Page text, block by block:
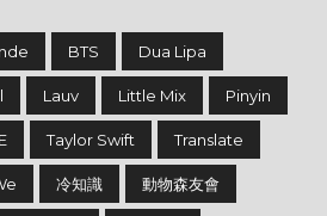
BTS Dua Lipa
Lauv Little Mix Pinyin
Taylor Swift Translate
冷知識 動物森友會